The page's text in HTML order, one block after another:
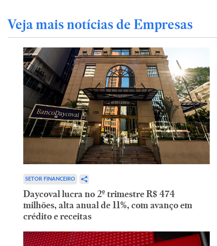
Veja mais notícias de Empresas
SETOR FINANCEIRO
Daycoval lucra no 2º trimestre R$ 474
milhões, alta anual de 11%, com avanço em
crédito e receitas